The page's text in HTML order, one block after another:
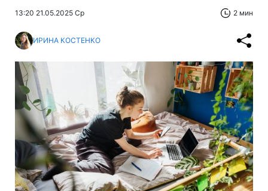
13:20 21.05.2025 Ср 2 мин
ИРИНА КОСТЕНКО